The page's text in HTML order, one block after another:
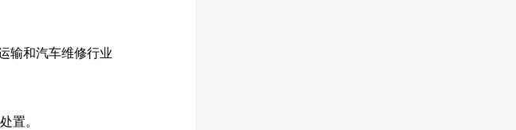
输和汽车维修行业
置。